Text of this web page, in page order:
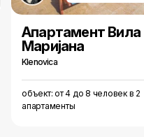
Aпартамент Вила
Мариjана
Klenovica
объект: от 4 до 8 человек в 2
апартаменты